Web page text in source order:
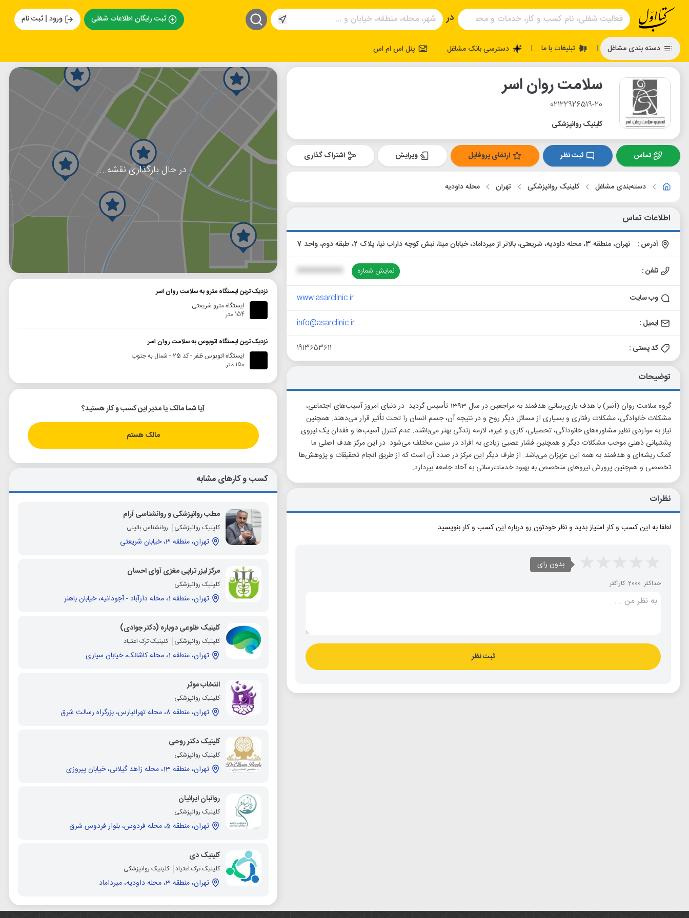
در ثبت رایگان اطلاعات شغلی ورود | ثبت نام
دسته بندی مشاغل | تبلیغات با ما | دسترسی بانک مشاغل | پنل اس ام اس
سلامت روان اسر
02122926519-20
کلینیک روانپزشکی
تماس ثبت نظر ارتقای پروفایل ویرایش اشتراک گذاری
دسته‌بندی مشاغل کلینیک روانپزشکی تهران محله داودیه
اطلاعات تماس
آدرس : تهران، منطقه 3، محله داودیه، شریعتی، بالاتر از میرداماد، خیابان مینا، نبش کوچه داراب نیا، پلاک 2، طبقه دوم، واحد 7
تلفن : نمایش شماره XXXXXXXXXX
وب سایت www.asarclinic.ir
ایمیل : info@asarclinic.ir
کد پستی : 1913653611
توضیحات
گروه سلامت‌ روان (اَسَر) با هدف یاری‌رسانی هدفمند به مراجعین در سال 1393 تأسیس گردید. در دنیای امروز آسیب‌های اجتماعی،
مشکلات خانوادگی، مشکلات رفتاری و بسیاری از مسائل دیگر روح و در نتیجه آن، جسم انسان را تحت تأثیر قرار می‌دهند. همچنین
نیاز به مواردی نظیر مشاوره‌های خانوداگی، تحصیلی، کاری و غیره، لازمه زندگی بهتر می‌باشند. عدم کنترل آسیب‌ها و فقدان یک نیروی
پشتیبانی ذهنی موجب مشکلات دیگر و همچنین فشار عصبی زیادی به افراد در سنین مختلف می‌شود. در این مرکز هدف اصلی ما
کمک ریشه‌ای و هدفمند به همه این عزیزان می‌باشد. از طرف دیگر این مرکز در صدد آن است که از طریق انجام تحقیقات و پژوهش‌ها
تخصصی و هم‌چنین پرورش نیروهای متخصص به بهبود خدمات‌رسانی به آحاد جامعه بپردازد.
نظرات
لطفا به این کسب و کار امتیاز بدید و نظر خودتون رو درباره این کسب و کار بنویسید
بدون رای
حداکثر 2000 کاراکتر
ثبت نظر
در حال بارگذاری نقشه...
نزدیک ترین ایستگاه مترو به سلامت روان اسر
ایستگاه مترو شریعتی
154 متر
نزدیک ترین ایستگاه اتوبوس به سلامت روان اسر
ایستگاه اتوبوس ظفر - کد 25 - شمال به جنوب
150 متر
آیا شما مالک یا مدیر این کسب و کار هستید؟
مالک هستم
کسب و کارهای مشابه
مطب روانپزشکی و روانشناسی آرام
کلینیک روانپزشکی روانشناس بالینی
تهران، منطقه 3، خیابان شریعتی
مرکز لیزر تراپی مغزی آوای احسان
کلینیک روانپزشکی
تهران، منطقه 1، محله دارآباد - آجودانيه، خیابان باهنر
کلینیک طلوعی دوباره (دکتر جوادی)
کلینیک روانپزشکی کلینیک ترک اعتیاد
تهران، منطقه 1، محله کاشانک، خیابان سیاری
انتخاب موثر
کلینیک روانپزشکی
تهران، منطقه 8، محله تهرانپارس، بزرگراه رسالت شرق
کلینیک دکتر روحی
کلینیک روانپزشکی
تهران، منطقه 13، محله زاهد گیلانی، خیابان پیروزی
روانبان ایرانیان
کلینیک روانپزشکی
تهران، منطقه 5، محله فردوس، بلوار فردوس شرق
کلینیک دی
کلینیک ترک اعتیاد کلینیک روانپزشکی
تهران، منطقه 3، محله داودیه، میرداماد